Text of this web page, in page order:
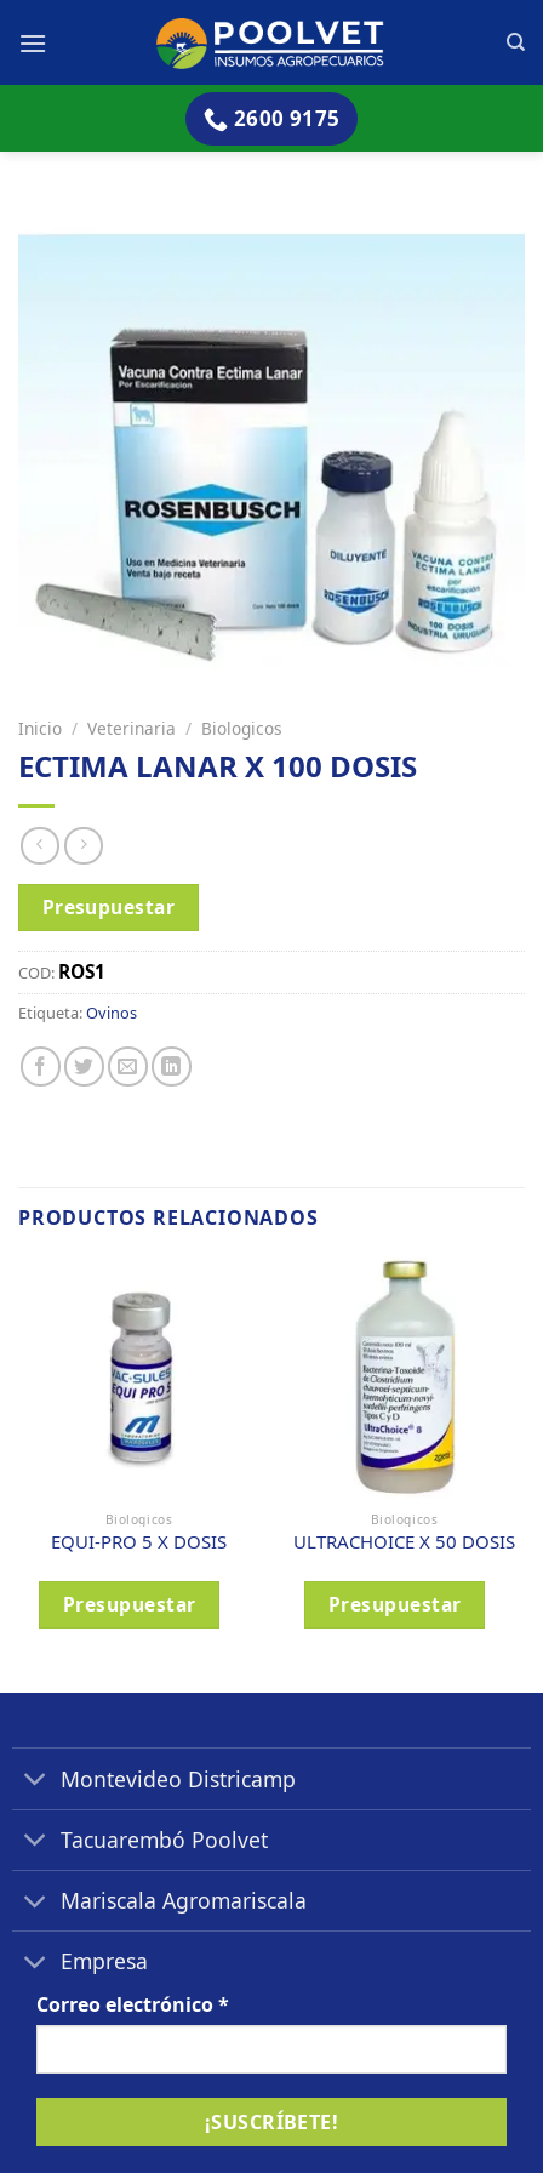
2600 9175
Inicio / Veterinaria / Biologicos
ECTIMA LANAR X 100 DOSIS
Presupuestar
COD: ROS1
Etiqueta:Ovinos
PRODUCTOS RELACIONADOS
Biologicos
EQUI-PRO 5 X DOSIS
Presupuestar
Biologicos
ULTRACHOICE X 50 DOSIS
Presupuestar
Montevideo Districamp
Tacuarembó Poolvet
Mariscala Agromariscala
Empresa
Correo electrónico*